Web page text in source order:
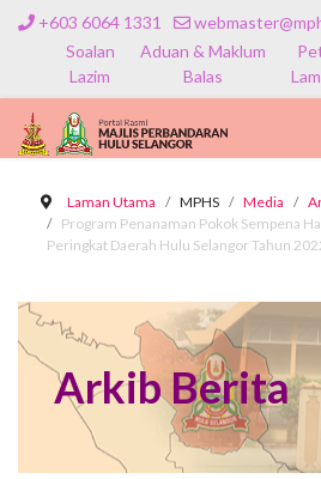
+603 6064 1331
Soalan
Lazim
Aduan & Maklum
Balas
Laman Utama MPHS Media
Program Penanaman Pokok Sempena
Peringkat Daerah Hulu Selangor Tahun
Arkib Berita